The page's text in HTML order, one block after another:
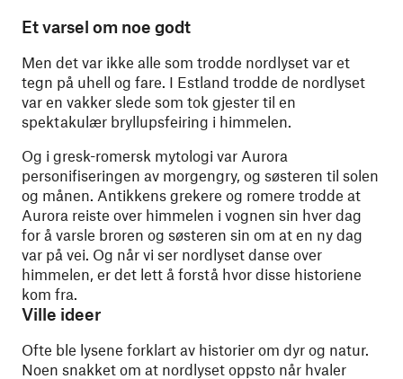
Et varsel om noe godt
Men det var ikke alle som trodde nordlyset var et
tegn på uhell og fare. I Estland trodde de nordlyset
var en vakker slede som tok gjester til en
spektakulær bryllupsfeiring i himmelen.
Og i gresk-romersk mytologi var Aurora
personifiseringen av morgengry, og søsteren til solen
og månen. Antikkens grekere og romere trodde at
Aurora reiste over himmelen i vognen sin hver dag
for å varsle broren og søsteren sin om at en ny dag
var på vei. Og når vi ser nordlyset danse over
himmelen, er det lett å forstå hvor disse historiene
kom fra.
Ville ideer
Ofte ble lysene forklart av historier om dyr og natur.
Noen snakket om at nordlyset oppsto når hvaler